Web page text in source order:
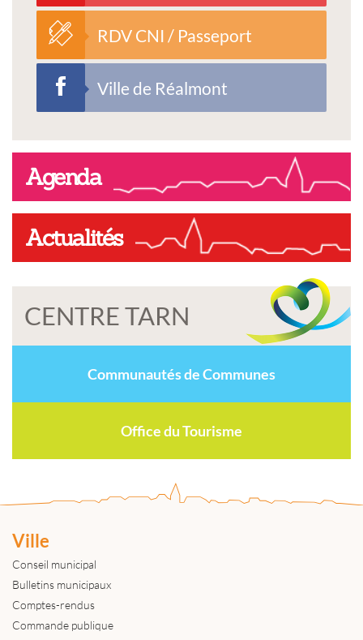
RDV CNI / Passeport
Ville de Réalmont
Agenda
Actualités
CENTRE TARN
Communautés de Communes
Office du Tourisme
Ville
Conseil municipal
Bulletins municipaux
Comptes-rendus
Commande publique